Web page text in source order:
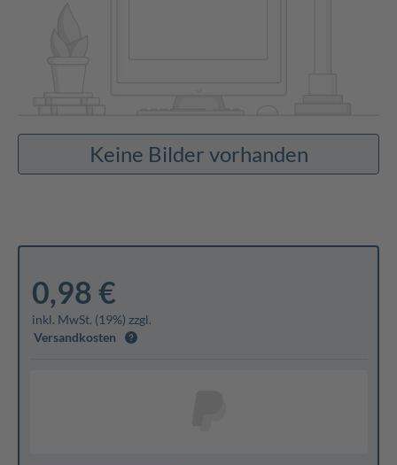
Keine Bilder vorhanden
0,98 €
inkl. MwSt. (19%) zzgl.
Versandkosten